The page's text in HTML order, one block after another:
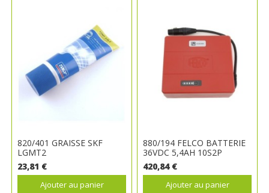
820/401 GRAISSE SKF
LGMT2
23,81 €
Ajouter au panier
880/194 FELCO BATTERIE
36VDC 5,4AH 10S2P
420,84 €
Ajouter au panier